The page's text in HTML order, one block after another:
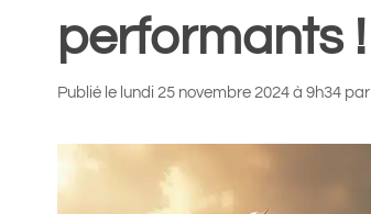
performants !
Publié le lundi 25 novembre 2024 à 9h34 par